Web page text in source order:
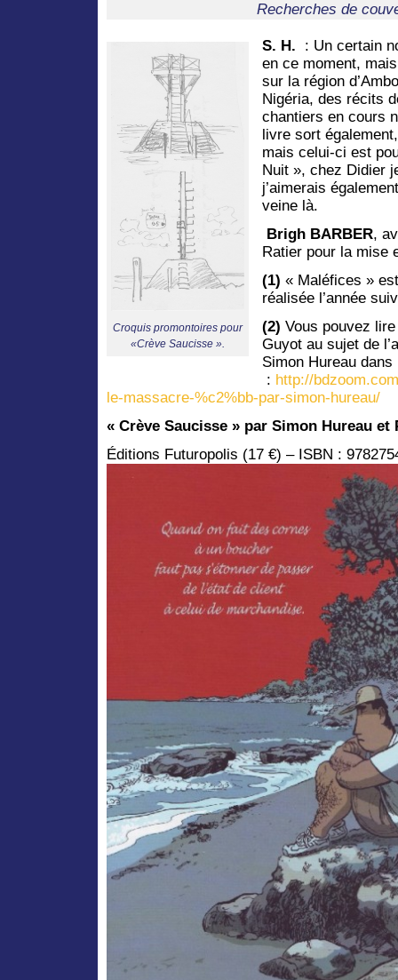
Recherches de
Croquis promontoires pour
«Crève Saucisse ».
S. H. : Un certain
en ce moment,
sur la région
Nigéria, des récits
chantiers en cours
livre sort
mais celui-ci est
Nuit », chez Didier
j’aimerais
veine là.
Brigh BARBER,
Ratier pour la mise
(1) « Maléfices »
réalisée l’année
(2) Vous pouvez
Guyot au sujet de
Simon Hureau
: http://
le-massacre-%c2%bb-par-simon-hureau/
« Crève Saucisse » par Simon Hureau et
Éditions Futuropolis (17 €) – ISBN :